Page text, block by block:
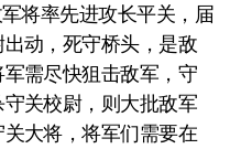
将率先进攻长平关，届
动，死守桥头，是敌
需尽快狙击敌军，守
关校尉，则大批敌军
大将，将军们需要在